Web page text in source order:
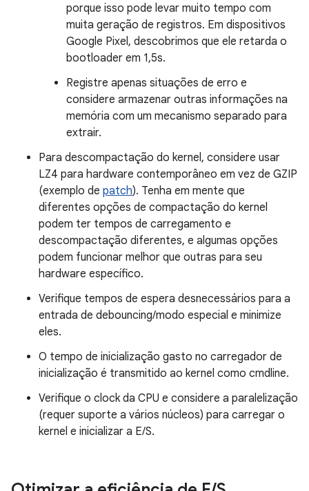
porque isso pode levar muito tempo com
muita geração de registros. Em dispositivos
Google Pixel, descobrimos que ele retarda o
bootloader em 1,5s.
Registre apenas situações de erro e
considere armazenar outras informações na
memória com um mecanismo separado para
extrair.
Para descompactação do kernel, considere usar
LZ4 para hardware contemporâneo em vez de GZIP
(exemplo de patch). Tenha em mente que
diferentes opções de compactação do kernel
podem ter tempos de carregamento e
descompactação diferentes, e algumas opções
podem funcionar melhor que outras para seu
hardware específico.
Verifique tempos de espera desnecessários para a
entrada de debouncing/modo especial e minimize
eles.
O tempo de inicialização gasto no carregador de
inicialização é transmitido ao kernel como cmdline.
Verifique o clock da CPU e considere a paralelização
(requer suporte a vários núcleos) para carregar o
kernel e inicializar a E/S.